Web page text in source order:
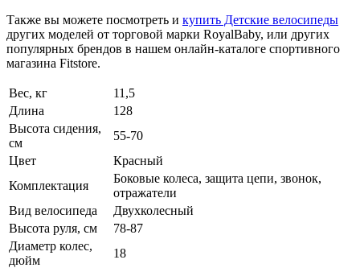
Также вы можете посмотреть и купить Детские велосипеды
других моделей от торговой марки RoyalBaby, или других
популярных брендов в нашем онлайн-каталоге спортивного
магазина Fitstore.
Вес, кг
11,5
Длина
128
Высота сидения,
см
55-70
Цвет
Красный
Комплектация
Боковые колеса, защита цепи, звонок,
отражатели
Вид велосипеда
Двухколесный
Высота руля, см
78-87
Диаметр колес,
дюйм
18